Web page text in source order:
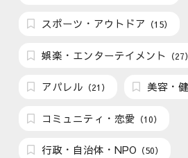
スポーツ・アウトドア （15）
娯楽・エンターテイメント （27）
アパレル （21） 美容・
コミュニティ・恋愛 （10）
行政・自治体・NPO （50）